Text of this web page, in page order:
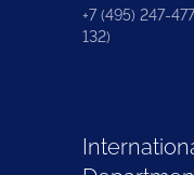
+7 (495) 247-
132)